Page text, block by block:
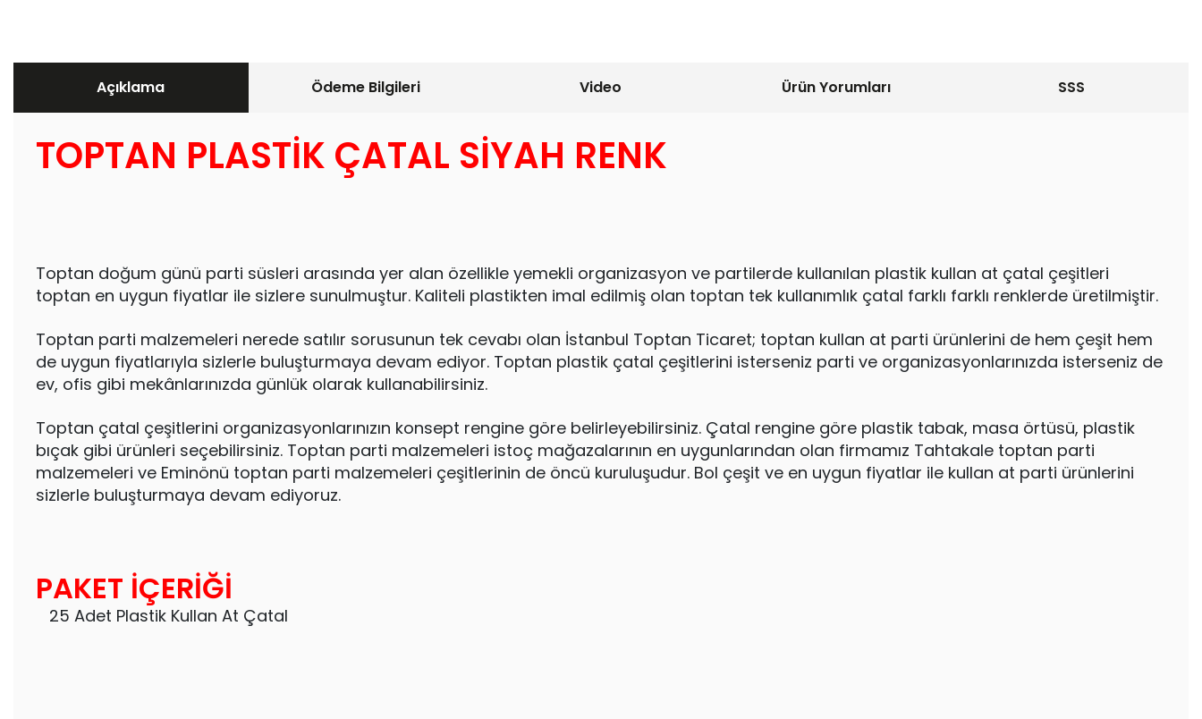
Açıklama Ödeme Bilgileri Video Ürün Yorumları SSS
TOPTAN PLASTİK ÇATAL SİYAH RENK
Toptan doğum günü parti süsleri arasında yer alan özellikle yemekli organizasyon ve partilerde kullanılan plastik kullan at çatal çeşitleri
toptan en uygun fiyatlar ile sizlere sunulmuştur. Kaliteli plastikten imal edilmiş olan toptan tek kullanımlık çatal farklı farklı renklerde üretilmiştir.
Toptan parti malzemeleri nerede satılır sorusunun tek cevabı olan İstanbul Toptan Ticaret; toptan kullan at parti ürünlerini de hem çeşit hem
de uygun fiyatlarıyla sizlerle buluşturmaya devam ediyor. Toptan plastik çatal çeşitlerini isterseniz parti ve organizasyonlarınızda isterseniz de
ev, ofis gibi mekânlarınızda günlük olarak kullanabilirsiniz.
Toptan çatal çeşitlerini organizasyonlarınızın konsept rengine göre belirleyebilirsiniz. Çatal rengine göre plastik tabak, masa örtüsü, plastik
bıçak gibi ürünleri seçebilirsiniz. Toptan parti malzemeleri istoç mağazalarının en uygunlarından olan firmamız Tahtakale toptan parti
malzemeleri ve Eminönü toptan parti malzemeleri çeşitlerinin de öncü kuruluşudur. Bol çeşit ve en uygun fiyatlar ile kullan at parti ürünlerini
sizlerle buluşturmaya devam ediyoruz.
PAKET İÇERİĞİ
25 Adet Plastik Kullan At Çatal